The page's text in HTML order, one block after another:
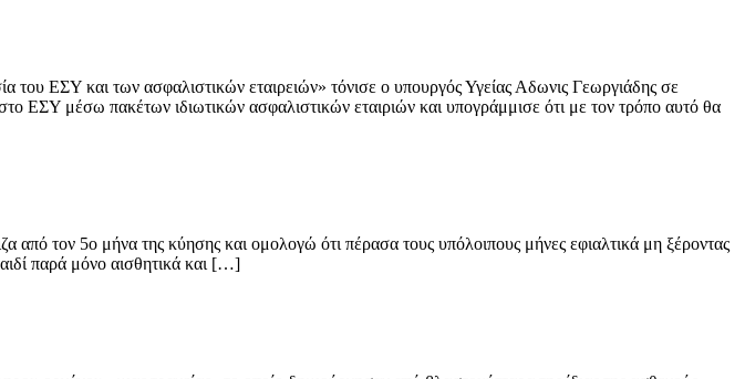
ΕΣΥ και των ασφαλιστικών εταιρειών» τόνισε ο υπουργός Υγείας Αδωνις Γεωργιάδης σε
ΕΣΥ μέσω πακέτων ιδιωτικών ασφαλιστικών εταιριών και υπογράμμισε ότι με τον τρόπο αυτό θα
τον 5ο μήνα της κύησης και ομολογώ ότι πέρασα τους υπόλοιπους μήνες εφιαλτικά μη ξέροντας
παρά μόνο αισθητικά και […]